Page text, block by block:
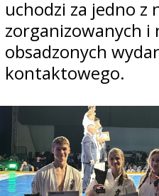
uchodzi za jedno z
zorganizowanych i
obsadzonych
kontaktowego.